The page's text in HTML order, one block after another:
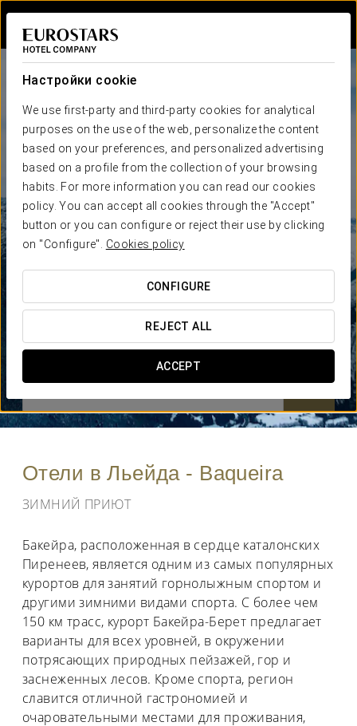
Настройки cookie
We use first-party and third-party cookies for analytical
purposes on the use of the web, personalize the content
based on your preferences, and personalized advertising
based on a profile from the collection of your browsing
habits. For more information you can read our cookies
policy. You can accept all cookies through the "Accept"
button or you can configure or reject their use by clicking
on "Configure". Cookies policy
CONFIGURE
REJECT ALL
ACCEPT
Отели в Льейда - Baqueira
ЗИМНИЙ ПРИЮТ
Бакейра, расположенная в сердце каталонских
Пиренеев, является одним из самых популярных
курортов для занятий горнолыжным спортом и
другими зимними видами спорта. С более чем
150 км трасс, курорт Бакейра-Берет предлагает
варианты для всех уровней, в окружении
потрясающих природных пейзажей, гор и
заснеженных лесов. Кроме спорта, регион
славится отличной гастрономией и
очаровательными местами для проживания,